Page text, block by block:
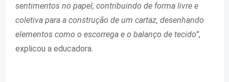
sentimentos no papel, contribuindo de forma livre e
coletiva para a construção de um cartaz, desenhando
elementos como o escorrega e o balanço de tecido”,
explicou a educadora.